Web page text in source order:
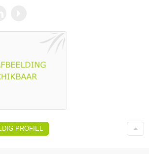
PROFIEL